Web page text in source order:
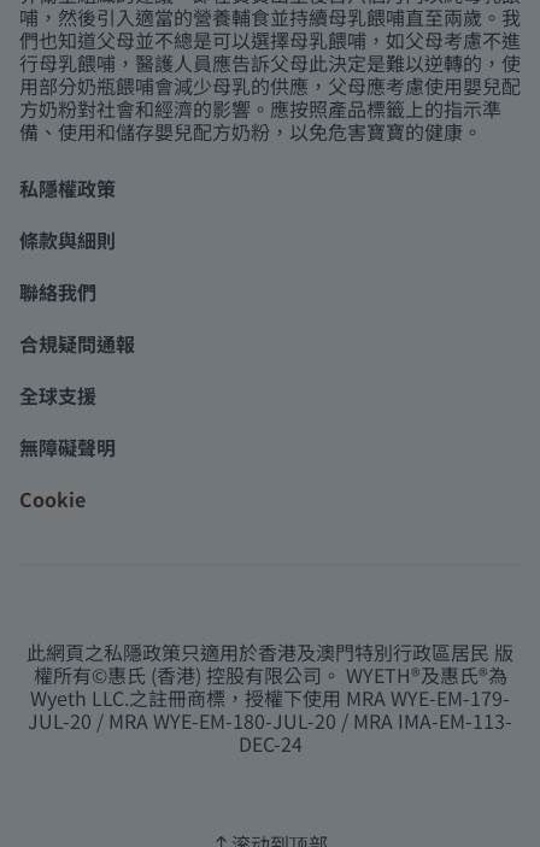
哺，然後引入適當的營養輔食並持續母乳餵哺直至兩歲。我
們也知道父母並不總是可以選擇母乳餵哺，如父母考慮不進
行母乳餵哺，醫護人員應告訴父母此決定是難以逆轉的，使
用部分奶瓶餵哺會減少母乳的供應，父母應考慮使用嬰兒配
方奶粉對社會和經濟的影響。應按照產品標籤上的指示準
備、使用和儲存嬰兒配方奶粉，以免危害寶寶的健康。
私隱權政策
條款與細則
聯絡我們
合規疑問通報
全球支援
無障礙聲明
Cookie
此網頁之私隱政策只適用於香港及澳門特別行政區居民 版
權所有©惠氏 (香港) 控股有限公司。 WYETH®及惠氏®為
Wyeth LLC.之註冊商標，授權下使用 MRA WYE-EM-179-
JUL-20 / MRA WYE-EM-180-JUL-20 / MRA IMA-EM-113-
DEC-24